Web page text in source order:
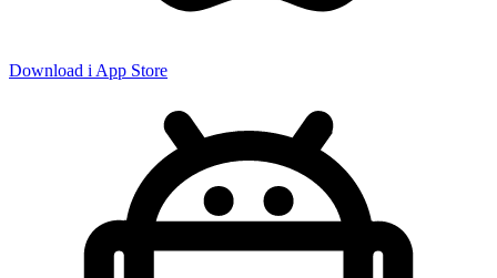
Download i App Store